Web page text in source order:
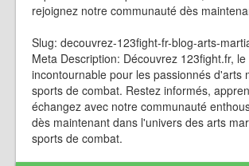
rejoignez notre communauté dès
Slug: decouvrez-123fight-fr-blog-arts-
Meta Description: Découvrez 123fight.fr, le
incontournable pour les passionnés d'arts
sports de combat. Restez informés,
échangez avec notre communauté
dès maintenant dans l'univers des arts
sports de combat.